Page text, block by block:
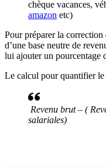
chèque vacances,
amazon etc)
Pour préparer la
d’une base neutre de
lui ajouter un pourcentage
Le calcul pour quantifier le
Revenu brut – (
salariales)